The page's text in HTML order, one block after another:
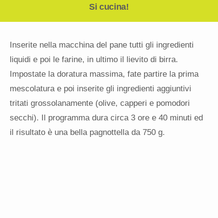
Si cucina!
Inserite nella macchina del pane tutti gli ingredienti
liquidi e poi le farine, in ultimo il lievito di birra.
Impostate la doratura massima, fate partire la prima
mescolatura e poi inserite gli ingredienti aggiuntivi
tritati grossolanamente (olive, capperi e pomodori
secchi). Il programma dura circa 3 ore e 40 minuti ed
il risultato è una bella pagnottella da 750 g.